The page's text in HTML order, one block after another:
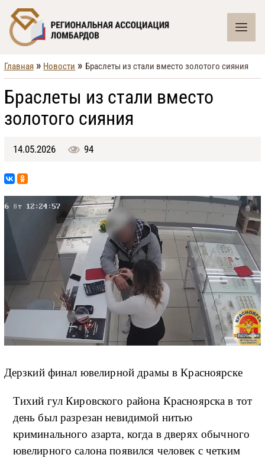
Главная » Новости » Браслеты из стали вместо золотого сияния
Браслеты из стали вместо
золотого сияния
14.05.2026 94
Дерзкий финал ювелирной драмы в Красноярске
Тихий гул Кировского района Красноярска в тот
день был разрезан невидимой нитью
криминального азарта, когда в дверях обычного
ювелирного салона появился человек с четким